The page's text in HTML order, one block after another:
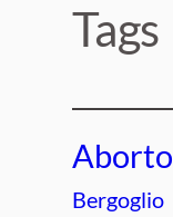
Tags
Aborto
Bergoglio